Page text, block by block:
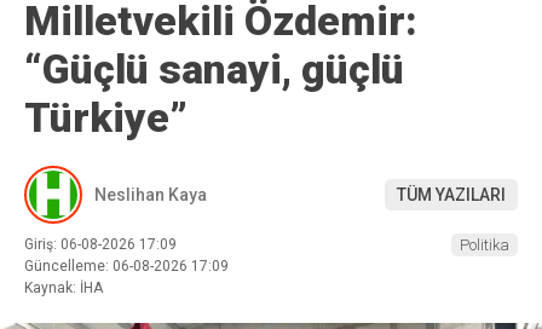
Milletvekili Özdemir:
“Güçlü sanayi, güçlü
Türkiye”
Neslihan Kaya TÜM YAZILARI
Giriş: 06-08-2026 17:09
Güncelleme: 06-08-2026 17:09
Kaynak: İHA
Politika